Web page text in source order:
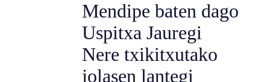
Mendipe baten dago
Uspitxa Jauregi
Nere txikitxutako
jolasen lantegi